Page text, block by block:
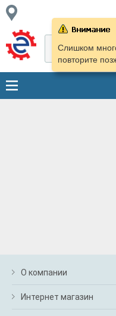
Слишком
повторите
О компании
Интернет магазин